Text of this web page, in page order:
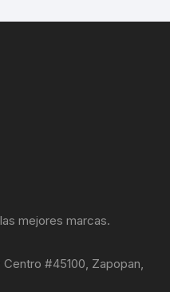
mejores marcas.
#45100, Zapopan,